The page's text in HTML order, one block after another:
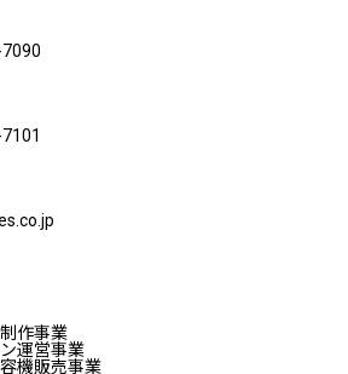
作事業
運営事業
機販売事業